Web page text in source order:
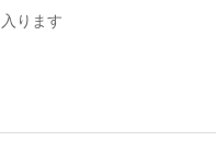
入ります